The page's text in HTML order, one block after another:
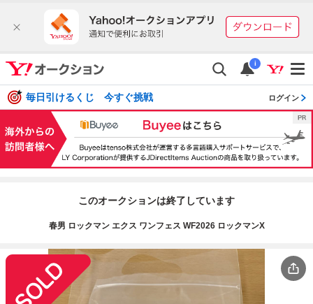
i
毎日引けるくじ 今すぐ挑戦 ログイン
このオークションは終了しています
春男 ロックマン エクス ワンフェス WF2026 ロックマンX